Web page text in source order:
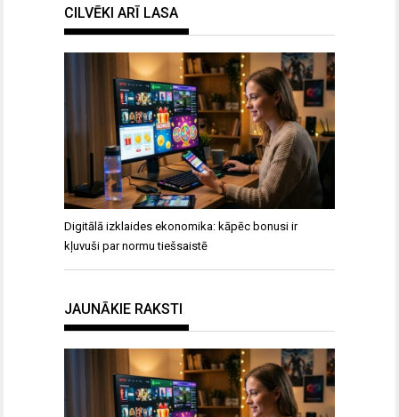
CILVĒKI ARĪ LASA
Digitālā izklaides ekonomika: kāpēc bonusi ir
kļuvuši par normu tiešsaistē
JAUNĀKIE RAKSTI